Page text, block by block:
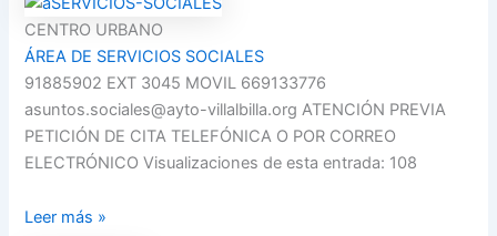
CENTRO URBANO
ÁREA DE SERVICIOS SOCIALES
91885902 EXT 3045 MOVIL 669133776
asuntos.sociales@ayto-villalbilla.org ATENCIÓN PREVIA
PETICIÓN DE CITA TELEFÓNICA O POR CORREO
ELECTRÓNICO Visualizaciones de esta entrada: 108
Leer más »